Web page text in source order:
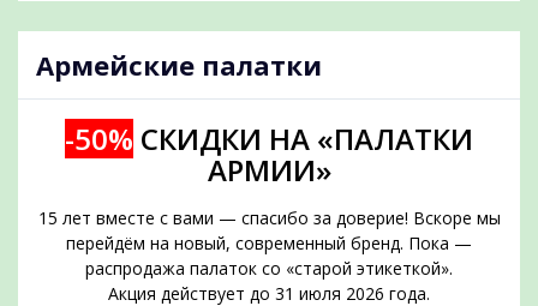
Армейские палатки
-50% СКИДКИ НА «ПАЛАТКИ
АРМИИ»
15 лет вместе с вами — спасибо за доверие! Вскоре мы
перейдём на новый, современный бренд. Пока —
распродажа палаток со «старой этикеткой».
Акция действует до 31 июля 2026 года.